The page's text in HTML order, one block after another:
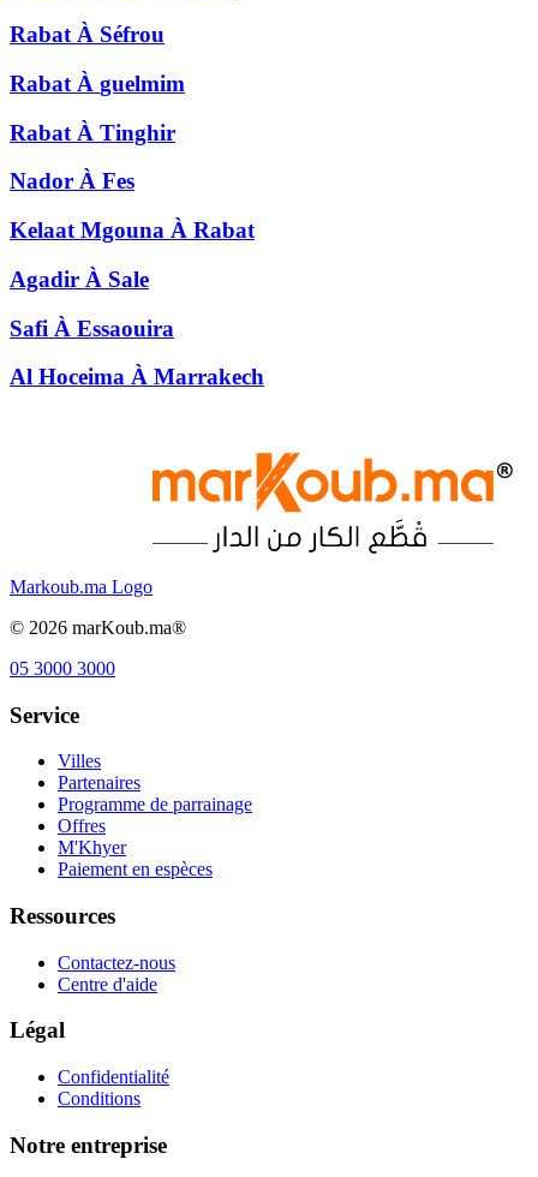
Rabat À Séfrou
Rabat À guelmim
Rabat À Tinghir
Nador À Fes
Kelaat Mgouna À Rabat
Agadir À Sale
Safi À Essaouira
Al Hoceima À Marrakech
Markoub.ma Logo
© 2026 marKoub.ma®
05 3000 3000
Service
Villes
Partenaires
Programme de parrainage
Offres
M'Khyer
Paiement en espèces
Ressources
Contactez-nous
Centre d'aide
Légal
Confidentialité
Conditions
Notre entreprise